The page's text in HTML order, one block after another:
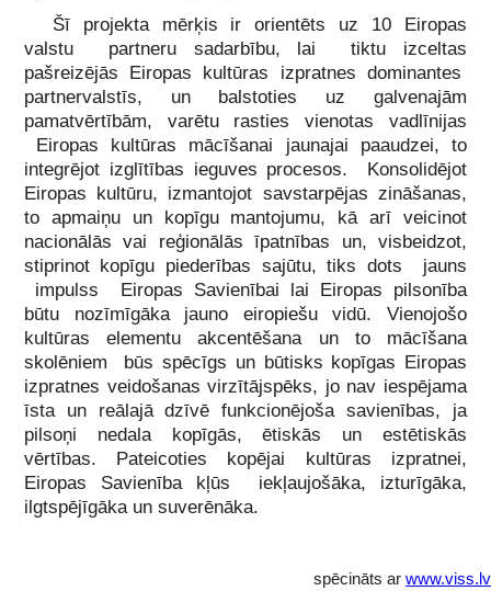
Šī projekta mērķis ir orientēts uz 10 Eiropas
valstu partneru sadarbību, lai tiktu izceltas
pašreizējās Eiropas kultūras izpratnes dominantes
partnervalstīs, un balstoties uz galvenajām
pamatvērtībām, varētu rasties vienotas vadlīnijas
Eiropas kultūras mācīšanai jaunajai paaudzei, to
integrējot izglītības ieguves procesos. Konsolidējot
Eiropas kultūru, izmantojot savstarpējas zināšanas,
to apmaiņu un kopīgu mantojumu, kā arī veicinot
nacionālās vai reģionālās īpatnības un, visbeidzot,
stiprinot kopīgu piederības sajūtu, tiks dots jauns
impulss Eiropas Savienībai lai Eiropas pilsonība
būtu nozīmīgāka jauno eiropiešu vidū. Vienojošo
kultūras elementu akcentēšana un to mācīšana
skolēniem būs spēcīgs un būtisks kopīgas Eiropas
izpratnes veidošanas virzītājspēks, jo nav iespējama
īsta un reālajā dzīvē funkcionējoša savienības, ja
pilsoņi nedala kopīgās, ētiskās un estētiskās
vērtības. Pateicoties kopējai kultūras izpratnei,
Eiropas Savienība kļūs iekļaujošāka, izturīgāka,
ilgtspējīgāka un suverēnāka.
spēcināts ar www.viss.lv